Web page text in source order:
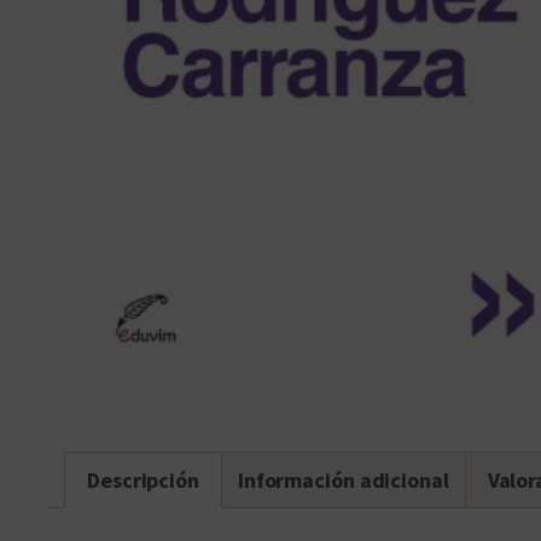
Descripción Información adicional